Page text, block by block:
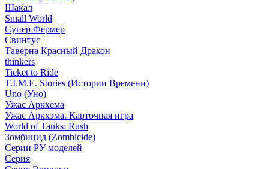
Шакал
Small World
Супер Фермер
Свинтус
Таверна Красный Дракон
thinkers
Ticket to Ride
T.I.M.E. Stories (Истории Времени)
Uno (Уно)
Ужас Аркхема
Ужас Аркхэма. Карточная игра
World of Tanks: Rush
Зомбицид (Zombicide)
Серии РУ моделей
Серия